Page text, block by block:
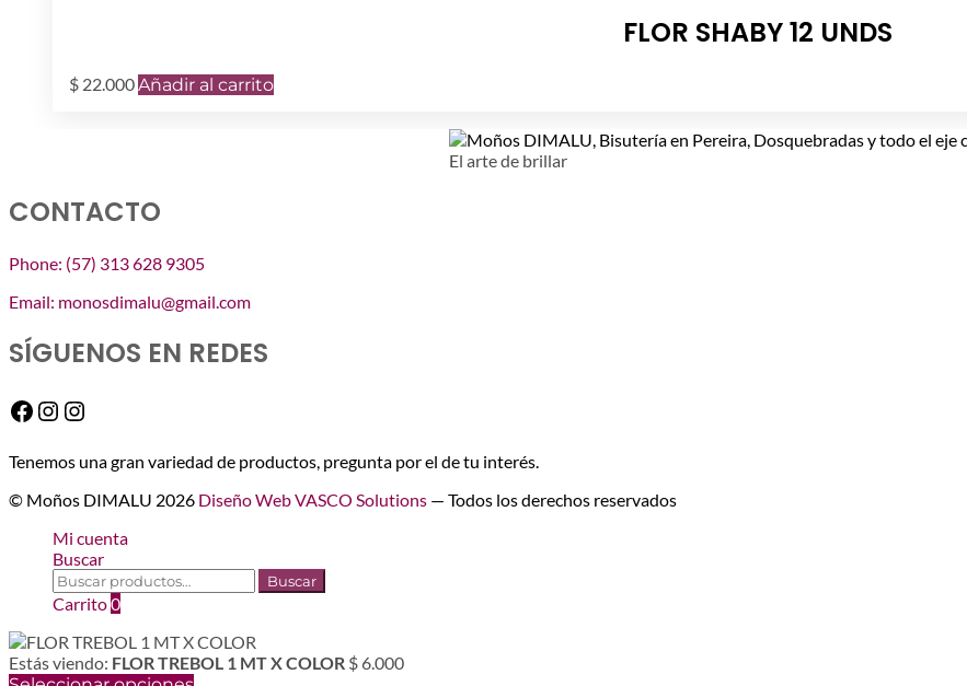
FLOR SHABY 12 UNDS
$ 22.000Añadir al carrito
El arte de brillar
CONTACTO
Phone: (57) 313 628 9305
Email: monosdimalu@gmail.com
SÍGUENOS EN REDES
Facebook
Instagram
Instagram
Tenemos una gran variedad de productos, pregunta por el de tu interés.
© Moños DIMALU 2026 Diseño Web VASCO Solutions — Todos los derechos reservados
Mi cuenta
Buscar
Buscar
por:
Buscar
Carrito0
Estás viendo: FLOR TREBOL 1 MT X COLOR $ 6.000